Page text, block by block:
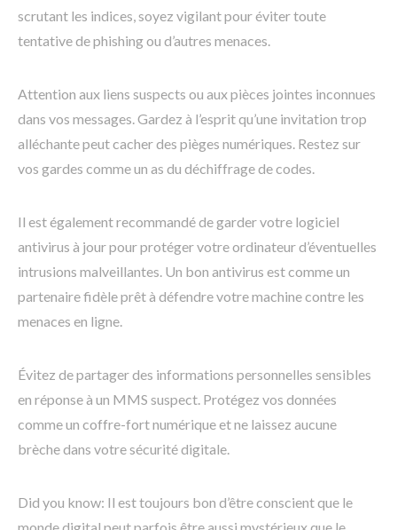
scrutant les indices, soyez vigilant pour éviter toute
tentative de phishing ou d’autres menaces.
Attention aux liens suspects ou aux pièces jointes inconnues
dans vos messages. Gardez à l’esprit qu’une invitation trop
alléchante peut cacher des pièges numériques. Restez sur
vos gardes comme un as du déchiffrage de codes.
Il est également recommandé de garder votre logiciel
antivirus à jour pour protéger votre ordinateur d’éventuelles
intrusions malveillantes. Un bon antivirus est comme un
partenaire fidèle prêt à défendre votre machine contre les
menaces en ligne.
Évitez de partager des informations personnelles sensibles
en réponse à un MMS suspect. Protégez vos données
comme un coffre-fort numérique et ne laissez aucune
brèche dans votre sécurité digitale.
Did you know: Il est toujours bon d’être conscient que le
monde digital peut parfois être aussi mystérieux que le